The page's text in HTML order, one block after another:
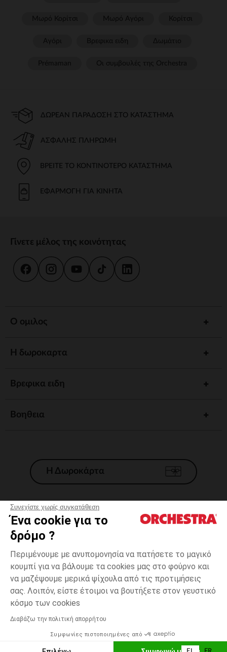
Συνεχίστε χωρίς συγκατάθεση
Ένα cookie για το
δρόμο ?
Περιμένουμε με ανυπομονησία να πατήσετε το μαγικό
κουμπί για να βάλουμε τα cookies μας στο φούρνο και
να μαζέψουμε μερικά ψίχουλα από τις προτιμήσεις
σας. Λοιπόν, είστε έτοιμοι να βουτήξετε στον γευστικό
κόσμο των cookies
Διαβάζω την πολιτική απορρήτου
Συμφωνίες πιστοποιημένες από
Ροζ
6
Δυνατότητα πληρωμής με
ΕΠΙΛΟΓΗ ΜΕΓΕΘΟΥΣ
ΔΩΡΕΆΝ ΠΑΡΆΔΟΣΗ ΣΤΟ ΚΑΤΆΣΤΗΜΑ
ΑΣΦΑΛΉΣ ΠΛΗΡΩΜΉ
ΒΡΕΊΤΕ ΤΟ ΚΟΝΤΙΝΌΤΕΡΟ ΚΑΤΆΣΤΗΜΑ
ΕΦΑΡΜΟΓΉ ΓΙΑ ΚΙΝΗΤΆ
Γίνετε μέλος της κοινότητας
Ο ομιλος
Η δωροκαρτα
Βρεφικα ειδη
Βοηθεια
Η Δωροκάρτα
Γενικοί 'Οροι Πώλησης
*Εμπορικες προσφορες
Προσωπικά δεδομένα
Διαχείρηση των cookies
Προσβασιμότητα: μη συμμορφούμενη
H Orchestra συμμετέχει στον κωδικά δεοντολογίας και στο σύστημα
μεσολάβησης της Γαλλικής Ομοσπονδίας Ηλεκτρονικού Εμπορίου.